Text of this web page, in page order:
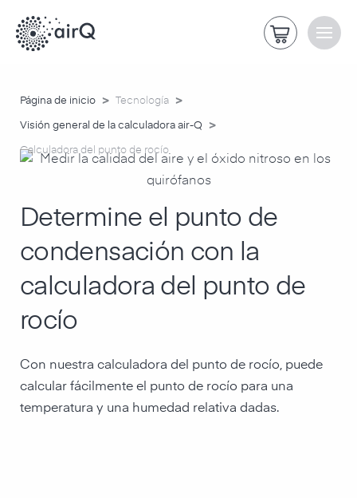
Página de inicio > Tecnología >
Visión general de la calculadora air-Q >
Calculadora del punto de rocío
Determine el punto de
condensación con la
calculadora del punto de
rocío
Con nuestra calculadora del punto de rocío, puede
calcular fácilmente el punto de rocío para una
temperatura y una humedad relativa dadas.